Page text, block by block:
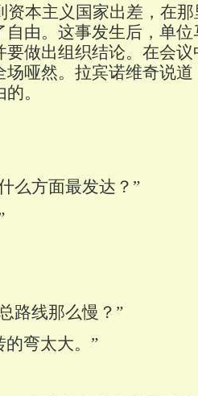
资本主义国家出差，在
自由。这事发生后，单
要做出组织结论。在会
场哑然。拉宾诺维奇说
。
么方面最发达？”
路线那么慢？”
的弯太大。”